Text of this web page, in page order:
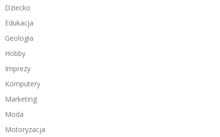
Dziecko
Edukacja
Geologia
Hobby
Imprezy
Komputery
Marketing
Moda
Motoryzacja